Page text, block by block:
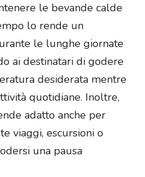
le bevande calde
lo rende un
le lunghe giornate
ai destinatari di godere
desiderata mentre
quotidiane. Inoltre,
adatto anche per
viaggi, escursioni o
una pausa